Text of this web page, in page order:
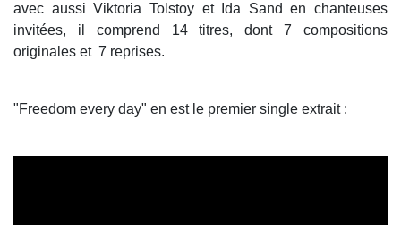
avec aussi Viktoria Tolstoy et Ida Sand en chanteuses
invitées, il comprend 14 titres, dont 7 compositions
originales et 7 reprises.
"Freedom every day" en est le premier single extrait :